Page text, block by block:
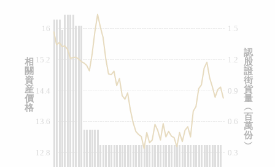
0.3
0.6
0.9
1.2
1.5
14.4
12.8
13.6
15.2
16
認
股
證
街
貨
量
︵
百
萬
份
︶
相
關
資
産
價
格
認股證文件及公告 (瑞信)
牛熊證文件及公告
牛熊證文件及公告 (瑞信)
收市競價變化